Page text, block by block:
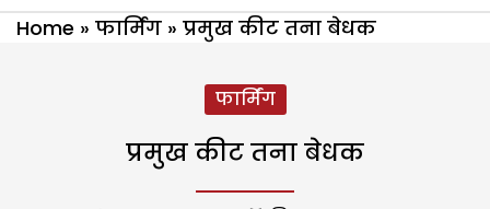
Home » फार्मिंग » प्रमुख कीट तना बेधक
फार्मिंग
प्रमुख कीट तना बेधक